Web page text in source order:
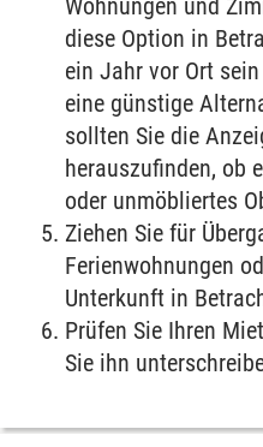
Wohnungen und
diese Option in
ein Jahr vor Ort
eine günstige
sollten Sie die
herauszufinden, ob
oder unmöbliertes
Ziehen Sie für
Ferienwohnungen
Unterkunft in
Prüfen Sie Ihren
Sie ihn